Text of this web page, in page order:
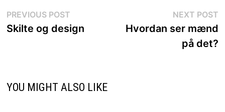
Indlægsnavigation
PREVIOUS POSTPrevious
post:
Skilte og design
NEXT POST
Hvordan ser mænd
på det?
YOU MIGHT ALSO LIKE